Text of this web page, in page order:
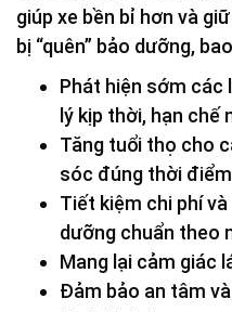
giúp xe bền bỉ hơn và
bị “quên” bảo dưỡng,
Phát hiện sớm các
lý kịp thời, hạn chế
Tăng tuổi thọ cho
sóc đúng thời
Tiết kiệm chi phí
dưỡng chuẩn theo
Mang lại cảm giác
Đảm bảo an tâm